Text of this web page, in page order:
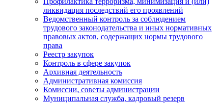
ликвидация последствий его проявлений
Ведомственный контроль за соблюдением
трудового законодательства и иных нормативных
правовых актов, содержащих нормы трудового
права
Реестр закупок
Контроль в сфере закупок
Архивная деятельность
Административная комиссия
Комиссии, советы администрации
Муниципальная служба, кадровый резерв